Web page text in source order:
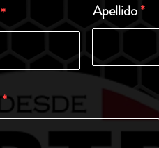
Apellido